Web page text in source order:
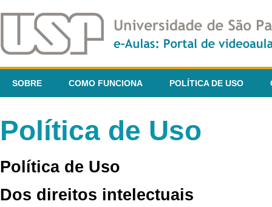
SOBRE COMO FUNCIONA POLÍTICA DE USO
Política de Uso
Política de Uso
Dos direitos intelectuais